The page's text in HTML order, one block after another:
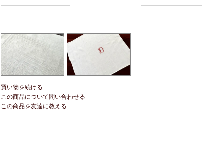
買い物を続ける
この商品について問い合わせる
この商品を友達に教える